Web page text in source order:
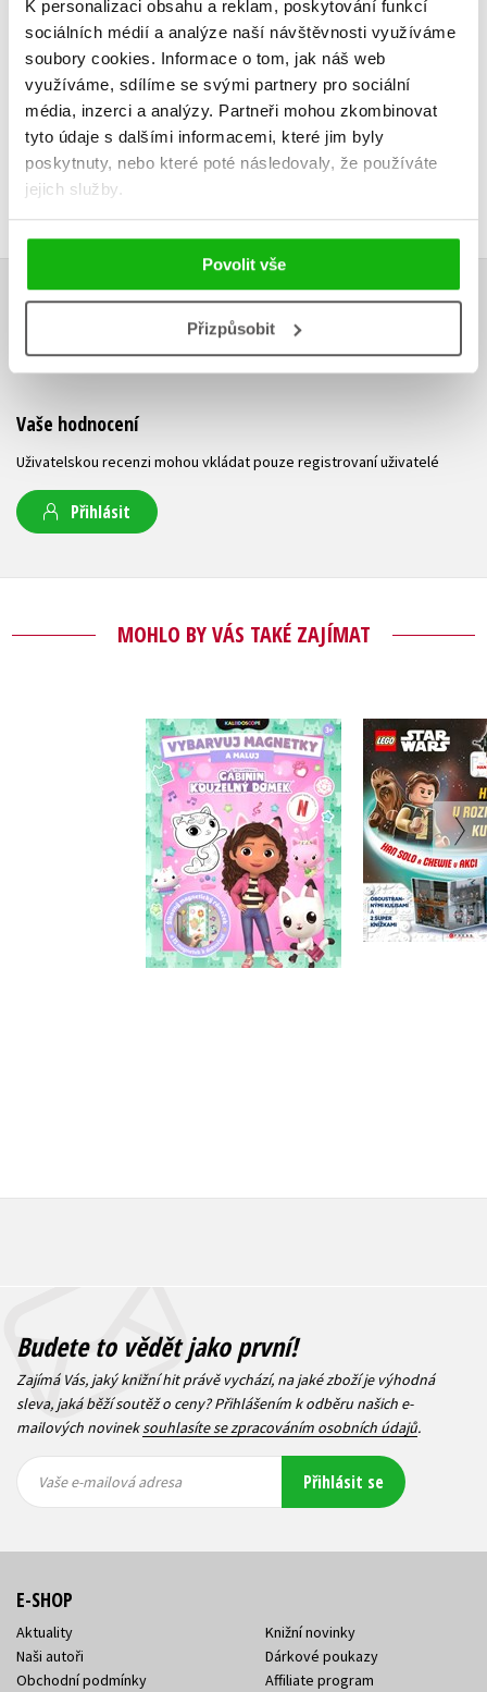
K personalizaci obsahu a reklam, poskytování funkcí
sociálních médií a analýze naší návštěvnosti využíváme
soubory cookies. Informace o tom, jak náš web
využíváme, sdílíme se svými partnery pro sociální
média, inzerci a analýzy. Partneři mohou zkombinovat
tyto údaje s dalšími informacemi, které jim byly
poskytnuty, nebo které poté následovaly, že používáte
jejich služby.
Povolit vše
Přizpůsobit
Do košíku
179 Kč
143 Kč
239 Kč
HODNOCENÍ ČTENÁŘŮ
V současné době nejsou vytvořena žádná uživatelská hodnocení.
Vaše hodnocení
Uživatelskou recenzi mohou vkládat pouze registrovaní uživatelé
Přihlásit
MOHLO BY VÁS TAKÉ ZAJÍMAT
Gábinin kouzelný
domek - Vybarvuj
magnetky
Kolektiv
Do košíku
LEGO®
Han Solo a
Budete to vědět jako první!
Zajímá Vás, jaký knižní hit právě vychází, na jaké zboží je výhodná
sleva, jaká běží soutěž o ceny? Přihlášením k odběru našich e-
mailových novineksouhlasíte se zpracováním osobních údajů.
mailová
mailová
Vaše e-mailová adresa Přihlásit se
E-SHOP
Aktuality
Naši autoři
Obchodní podmínky
Knižní novinky
Dárkové poukazy
Affiliate program